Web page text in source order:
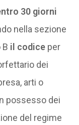
30 giorni
nella sezione
B il codice per
dei
arti o
possesso dei
del regime